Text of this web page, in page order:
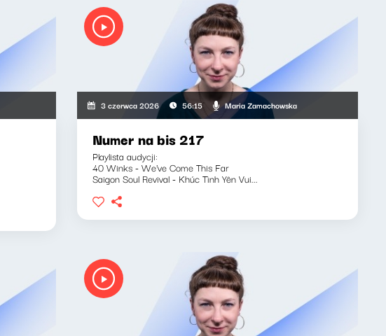
3 czerwca 2026 56:15 Maria Zamachowska
Numer na bis 217
Playlista audycji:
40 Winks - We've Come This Far
Saigon Soul Revival - Khúc Tình Yên Vui...